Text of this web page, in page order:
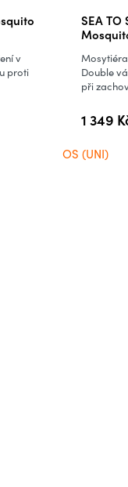
v
proti
SEA TO
1 349
Double
při
OS (UNI)